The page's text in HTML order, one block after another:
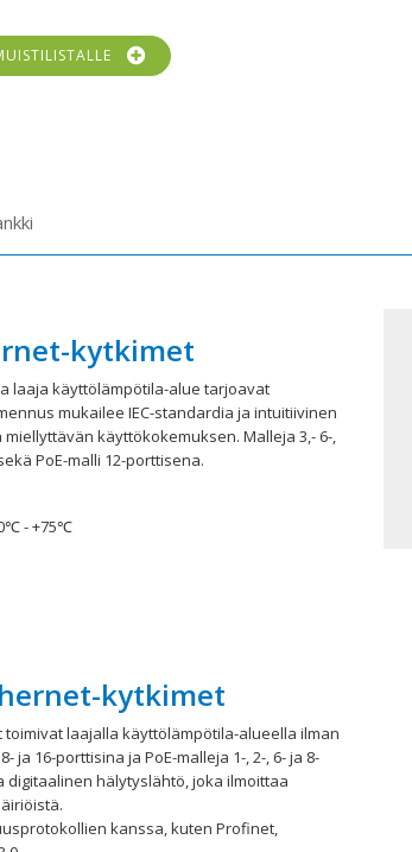
kytkimet
laaja käyttölämpötila-alue tarjoavat
mukailee IEC-standardia ja intuitiivinen
miellyttävän käyttökokemuksen. Malleja 3,- 6-,
PoE-malli 12-porttisena.
- +75℃
kytkimet
laajalla käyttölämpötila-alueella ilman
ja 16-porttisina ja PoE-malleja 1-, 2-, 6- ja 8-
digitaalinen hälytyslähtö, joka ilmoittaa
kanssa, kuten Profinet,